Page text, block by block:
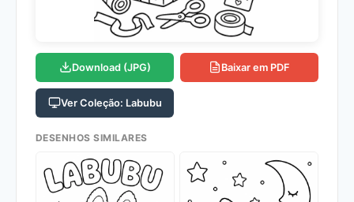
Download (JPG) Baixar em PDF
Ver Coleção: Labubu
DESENHOS SIMILARES